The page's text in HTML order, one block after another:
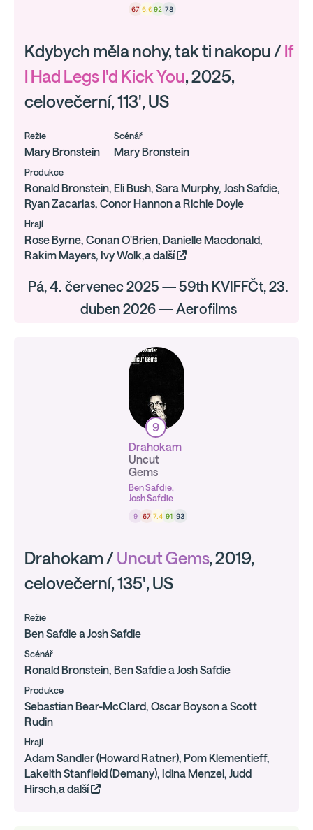
67 6.6 92 78
Kdybych měla nohy, tak ti nakopu / If
I Had Legs I'd Kick You, 2025,
celovečerní, 113', US
Režie
Mary Bronstein
Scénář
Mary Bronstein
Produkce
Ronald Bronstein, Eli Bush, Sara Murphy, Josh Safdie,
Ryan Zacarias, Conor Hannon a Richie Doyle
Hrají
Rose Byrne, Conan O'Brien, Danielle Macdonald,
Rakim Mayers, Ivy Wolk,a další
Pá, 4. červenec 2025 — 59th KVIFFČt, 23.
duben 2026 — Aerofilms
9
Drahokam
Uncut
Gems
Ben Safdie,
Josh Safdie
9 67 7.4 91 93
Drahokam /Uncut Gems, 2019,
celovečerní, 135', US
Režie
Ben Safdie a Josh Safdie
Scénář
Ronald Bronstein, Ben Safdie a Josh Safdie
Produkce
Sebastian Bear-McClard, Oscar Boyson a Scott
Rudin
Hrají
Adam Sandler (Howard Ratner), Pom Klementieff,
Lakeith Stanfield (Demany), Idina Menzel, Judd
Hirsch,a další